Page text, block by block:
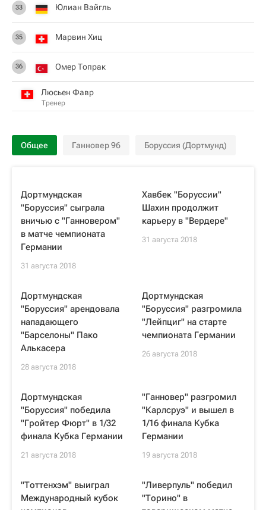
33 Юлиан Вайгль
35 Марвин Хиц
36 Омер Топрак
Люсьен Фавр
Тренер
Общее Ганновер 96 Боруссия (Дортмунд)
Дортмундская
"Боруссия" сыграла
вничью с "Ганновером"
в матче чемпионата
Германии
31 августа 2018
Хавбек "Боруссии"
Шахин продолжит
карьеру в "Вердере"
31 августа 2018
Дортмундская
"Боруссия" арендовала
нападающего
"Барселоны" Пако
Алькасера
28 августа 2018
Дортмундская
"Боруссия" разгромила
"Лейпциг" на старте
чемпионата Германии
26 августа 2018
Дортмундская
"Боруссия" победила
"Гройтер Фюрт" в 1/32
финала Кубка Германии
21 августа 2018
"Ганновер" разгромил
"Карлсруэ" и вышел в
1/16 финала Кубка
Германии
19 августа 2018
"Тоттенхэм" выиграл
Международный кубок
"Ливерпуль" победил
"Торино" в